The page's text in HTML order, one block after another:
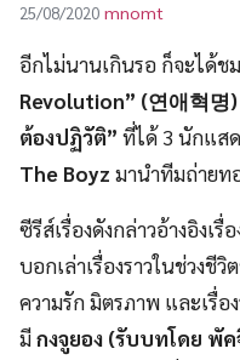
25/08/2020 mnomt
อีกไม่นานเกินรอ ก็จะได้ช
Revolution” (연애혁명)
ต้องปฏิวัติ” ที่ได้ 3 นักแส
The Boyz มานำทีมถ่ายท
ซีรีส์เรื่องดังกล่าวอ้างอิงเ
บอกเล่าเรื่องราวในช่วงชี
ความรัก มิตรภาพ และเรื่อ
มีกงจูยอง (รับบทโดย พั